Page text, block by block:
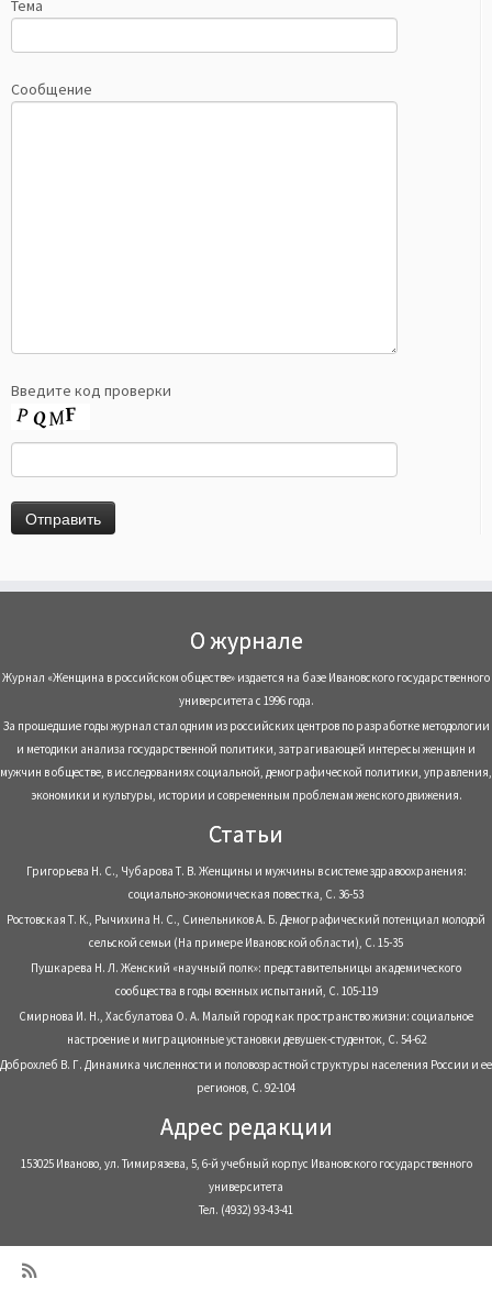
Тема
Сообщение
Введите код проверки
О журнале
Журнал «Женщина в российском обществе» издается на базе Ивановского государственного
университета с 1996 года.
За прошедшие годы журнал стал одним из российских центров по разработке методологии
и методики анализа государственной политики, затрагивающей интересы женщин и
мужчин в обществе, в исследованиях социальной, демографической политики, управления,
экономики и культуры, истории и современным проблемам женского движения.
Статьи
Григорьева Н. С., Чубарова Т. В. Женщины и мужчины в системе здравоохранения:
социально-экономическая повестка, С. 36-53
Ростовская Т. К., Рычихина Н. С., Синельников А. Б. Демографический потенциал молодой
сельской семьи (На примере Ивановской области), С. 15-35
Пушкарева Н. Л. Женский «научный полк»: представительницы академического
сообщества в годы военных испытаний, С. 105-119
Смирнова И. Н., Хасбулатова О. А. Малый город как пространство жизни: социальное
настроение и миграционные установки девушек-студенток, С. 54-62
Доброхлеб В. Г. Динамика численности и половозрастной структуры населения России и ее
регионов, С. 92-104
Адрес редакции
153025 Иваново, ул. Тимирязева, 5, 6-й учебный корпус Ивановского государственного
университета
Тел. (4932) 93-43-41